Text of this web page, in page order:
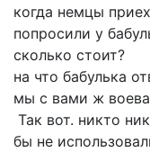
когда немцы
попросили у
сколько стоит?
на что бабулька
мы с вами ж
Так вот. никто
бы не